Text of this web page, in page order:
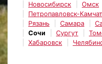
Новосибирск
Омск
Петропавловск-
Рязань
Самара
Сочи
Сургут
Хабаровск